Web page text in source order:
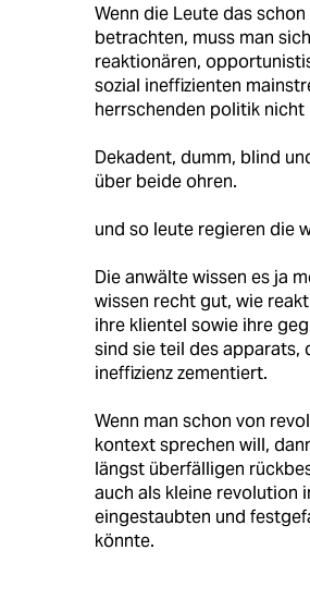
Wenn die Leute das
betrachten, muss man
reaktionären,
sozial ineffizienten
herrschenden politik nicht
Dekadent, dumm, blind
über beide ohren.
und so leute regieren die
Die anwälte wissen es ja
wissen recht gut, wie
ihre klientel sowie ihre
sind sie teil des apparats,
ineffizienz zementiert.
Wenn man schon von
kontext sprechen will,
längst überfälligen
auch als kleine revolution
eingestaubten und
könnte.